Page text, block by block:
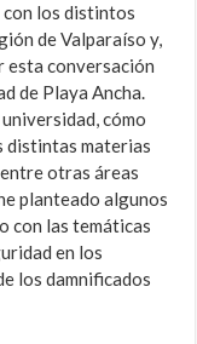
con los distintos
de Valparaíso y,
esta conversación
de Playa Ancha.
cómo
distintas materias
otras áreas
planteado algunos
con las temáticas
en los
los damnificados